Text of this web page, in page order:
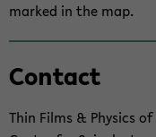
Haupt­
halt
Con­tact
Thin Films & Physics
marked in the map.